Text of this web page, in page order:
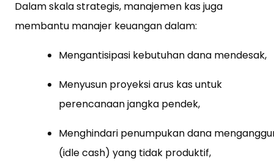
Dalam skala strategis, manajemen kas juga
membantu manajer keuangan dalam:
Mengantisipasi kebutuhan dana mendesak,
Menyusun proyeksi arus kas untuk
perencanaan jangka pendek,
Menghindari penumpukan dana
(idle cash) yang tidak produktif,